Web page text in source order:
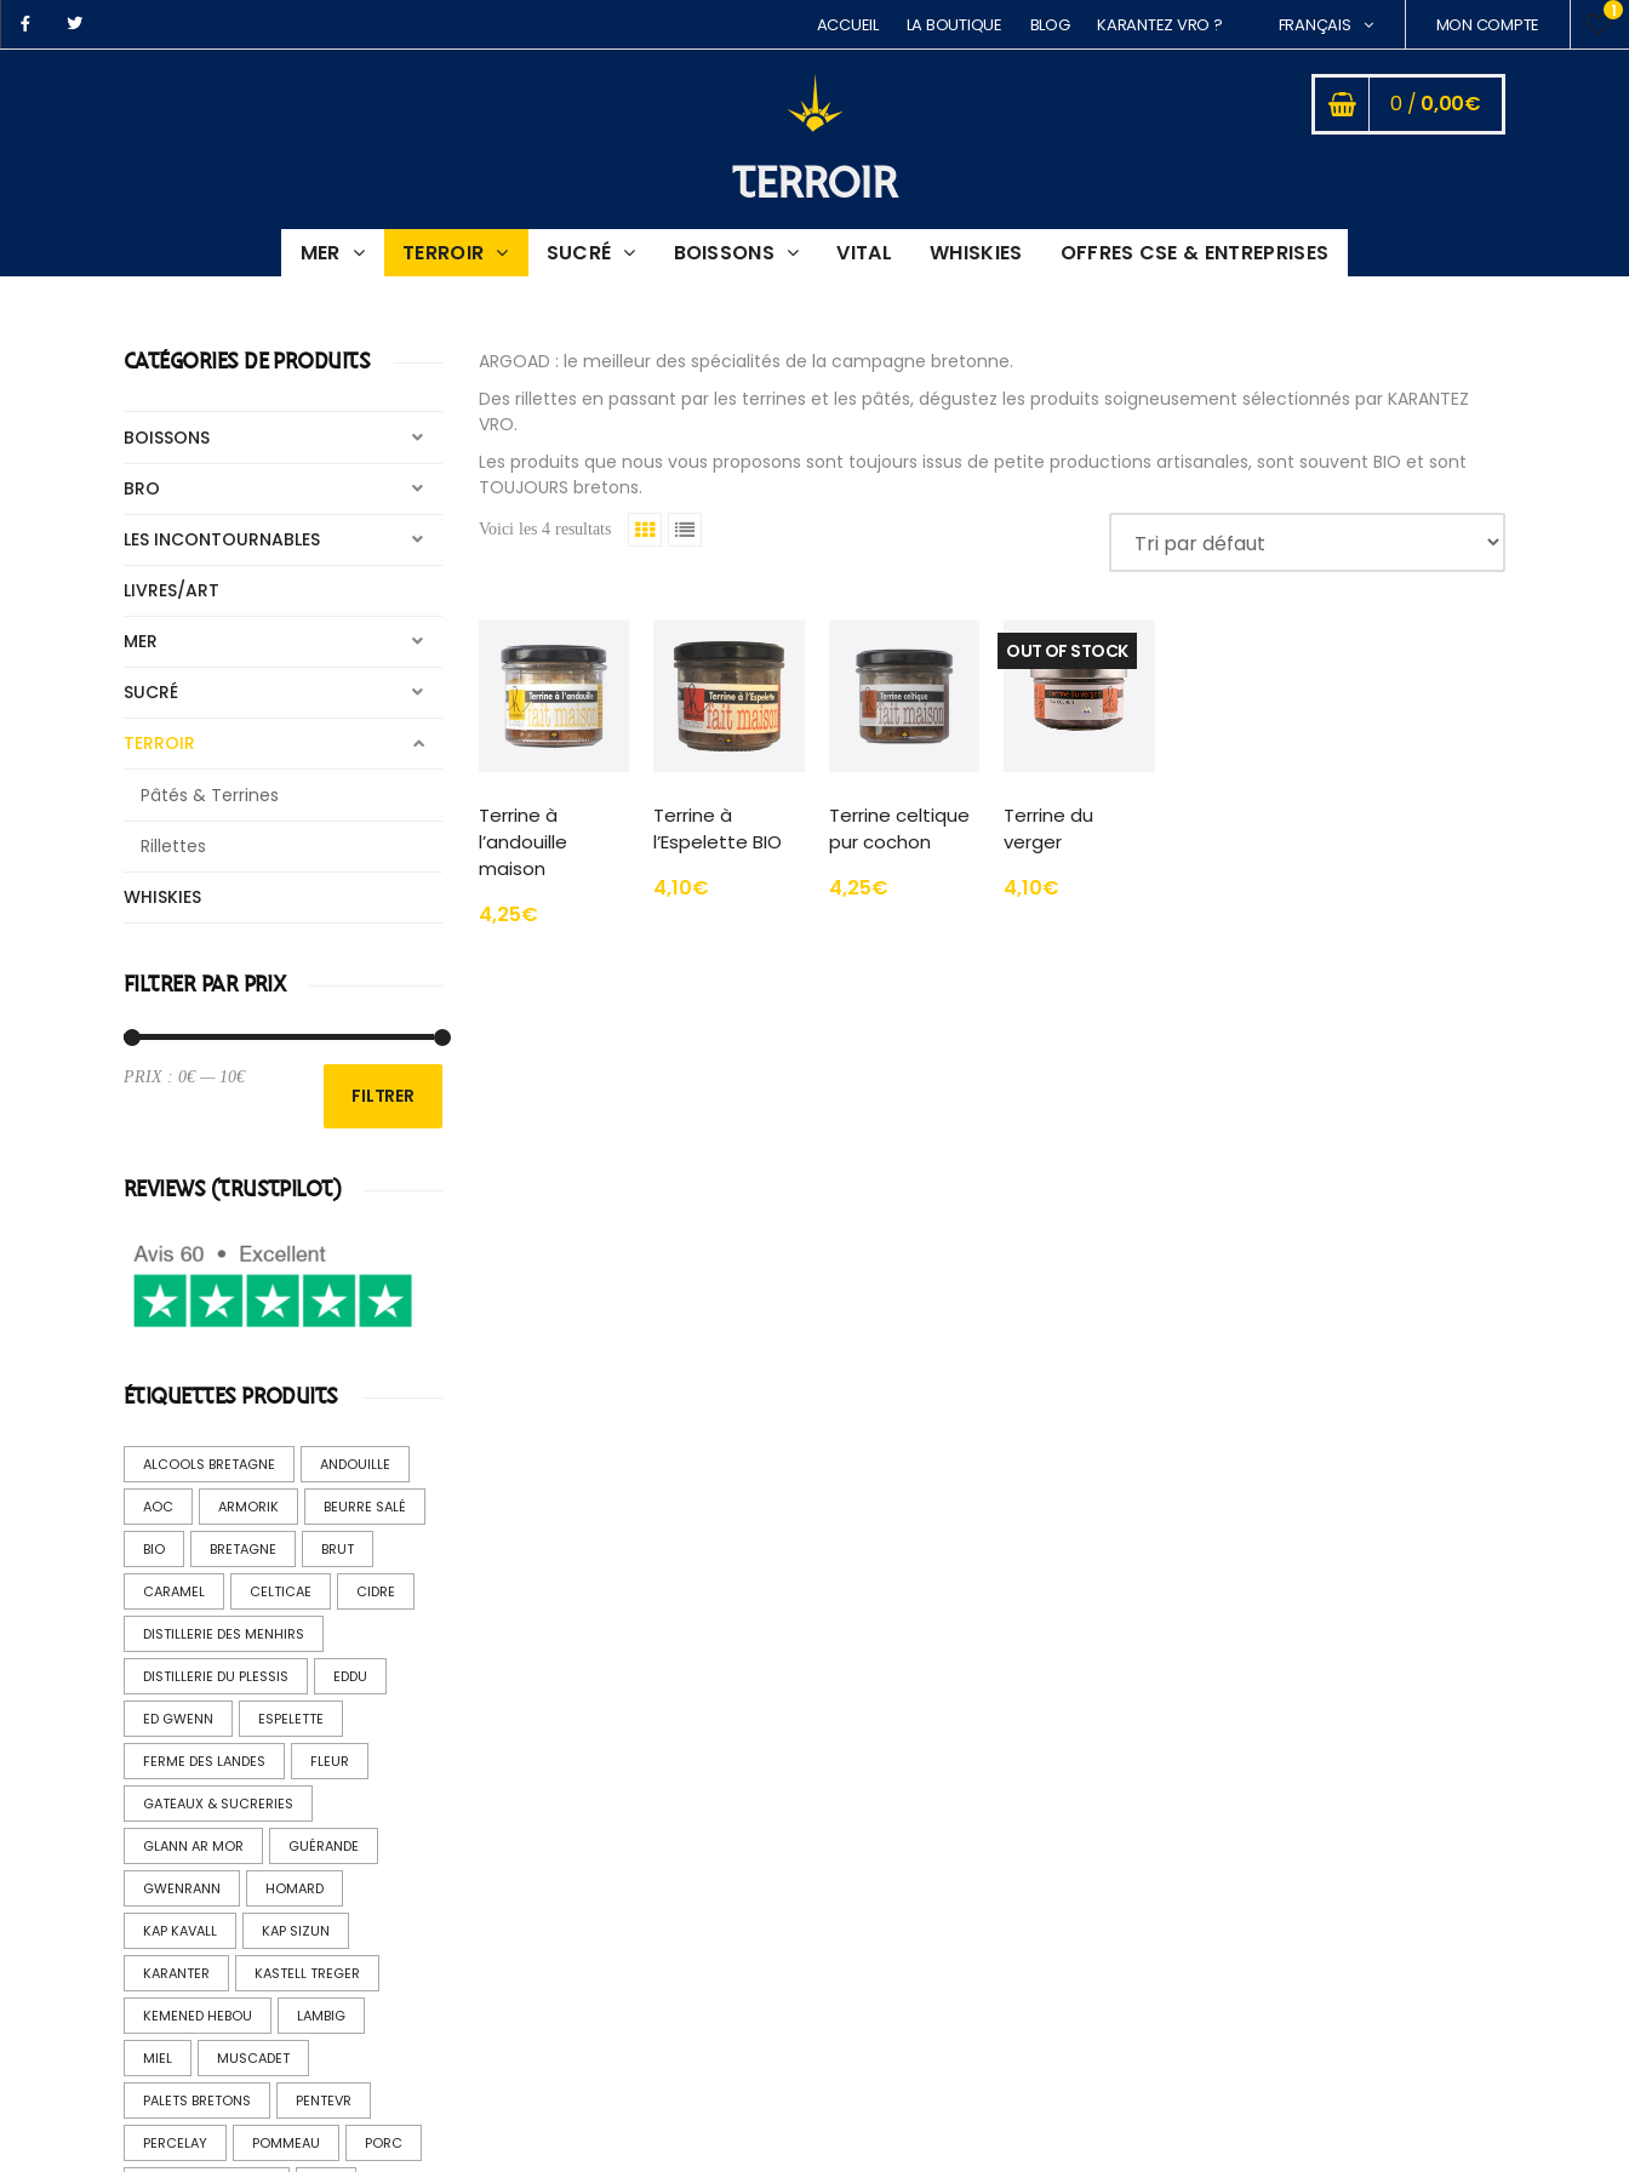
ACCUEIL LA BOUTIQUE BLOG KARANTEZ VRO ? FRANÇAIS MON COMPTE
1
0 / 0,00€
MER TERROIR SUCRÉ BOISSONS VITAL WHISKIES OFFRES CSE & ENTREPRISES
TERROIR
ARGOAD : le meilleur des spécialités de la campagne bretonne.
Des rillettes en passant par les terrines et les pâtés, dégustez les produits soigneusement sélectionnés par KARANTEZ
VRO.
Les produits que nous vous proposons sont toujours issus de petite productions artisanales, sont souvent BIO et sont
TOUJOURS bretons.
Voici les 4 resultats
Terrine à
l’andouille
maison
4,25€
Terrine à
l’Espelette BIO
4,10€
Terrine celtique
pur cochon
4,25€
OUT OF STOCK
Terrine du
verger
4,10€
CATÉGORIES DE PRODUITS
BOISSONS
BRO
LES INCONTOURNABLES
LIVRES/ART
MER
SUCRÉ
TERROIR
Pâtés & Terrines
Rillettes
WHISKIES
FILTRER PAR PRIX
min
max
FILTRER
PRIX : 0€— 10€
REVIEWS (TRUSTPILOT)
ÉTIQUETTES PRODUITS
ALCOOLS BRETAGNE ANDOUILLE
AOC ARMORIK BEURRE SALÉ
BIO BRETAGNE BRUT
CARAMEL CELTICAE CIDRE
DISTILLERIE DES MENHIRS
DISTILLERIE DU PLESSIS EDDU
ED GWENN ESPELETTE
FERME DES LANDES FLEUR
GATEAUX & SUCRERIES
GLANN AR MOR GUÉRANDE
GWENRANN HOMARD
KAP KAVALL KAP SIZUN
KARANTER KASTELL TREGER
KEMENED HEBOU LAMBIG
MIEL MUSCADET
PALETS BRETONS PENTEVR
PERCELAY POMMEAU PORC